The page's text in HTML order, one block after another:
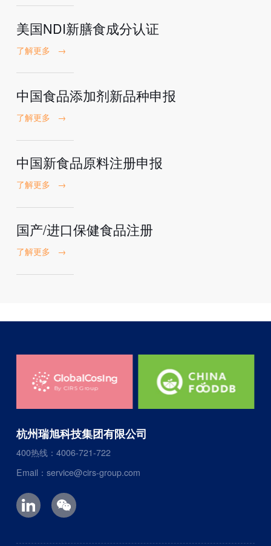
美国NDI新膳食成分认证
了解更多 →
中国食品添加剂新品种申报
了解更多 →
中国新食品原料注册申报
了解更多 →
国产/进口保健食品注册
了解更多 →
杭州瑞旭科技集团有限公司
400热线：4006-721-722
Email：service@cirs-group.com